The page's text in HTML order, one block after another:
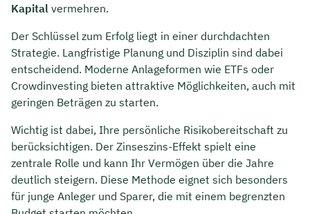
Kontakt
Kapital vermehren.
Der Schlüssel zum Erfolg liegt in einer durchdachten
Strategie. Langfristige Planung und Disziplin sind dabei
entscheidend. Moderne Anlageformen wie ETFs oder
Crowdinvesting bieten attraktive Möglichkeiten, auch mit
geringen Beträgen zu starten.
Wichtig ist dabei, Ihre persönliche Risikobereitschaft zu
berücksichtigen. Der Zinseszins-Effekt spielt eine
zentrale Rolle und kann Ihr Vermögen über die Jahre
deutlich steigern. Diese Methode eignet sich besonders
für junge Anleger und Sparer, die mit einem begrenzten